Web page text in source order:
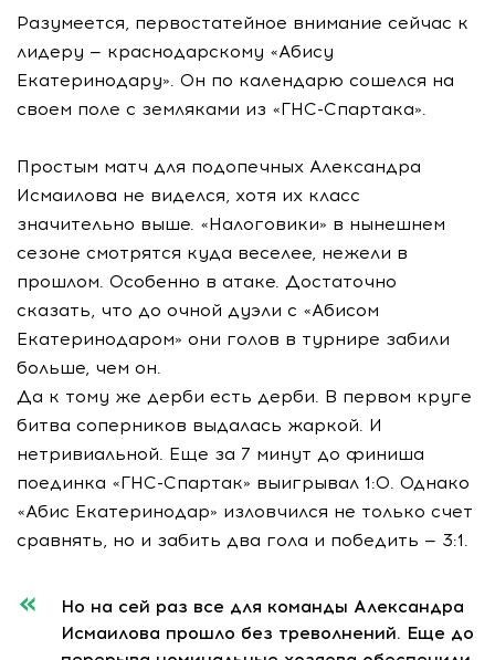
Разумеется, первостатейное внимание сейчас к
лидеру — краснодарскому «Абису
Екатеринодару». Он по календарю сошелся на
своем поле с земляками из «ГНС-Спартака».
Простым матч для подопечных Александра
Исмаилова не виделся, хотя их класс
значительно выше. «Налоговики» в нынешнем
сезоне смотрятся куда веселее, нежели в
прошлом. Особенно в атаке. Достаточно
сказать, что до очной дуэли с «Абисом
Екатеринодаром» они голов в турнире забили
больше, чем он.
Да к тому же дерби есть дерби. В первом круге
битва соперников выдалась жаркой. И
нетривиальной. Еще за 7 минут до финиша
поединка «ГНС-Спартак» выигрывал 1:0. Однако
«Абис Екатеринодар» изловчился не только счет
сравнять, но и забить два гола и победить — 3:1.
Но на сей раз все для команды Александра
Исмаилова прошло без треволнений. Еще до